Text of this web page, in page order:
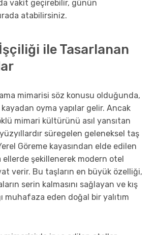
vakit geçirebilir, günün
atabilirsiniz.
ile Tasarlanan
mimarisi söz konusu olduğunda,
oyma yapılar gelir. Ancak
mimari kültürünü asıl yansıtan
süregelen geleneksel taş
Göreme kayasından elde edilen
şekillenerek modern otel
verir. Bu taşların en büyük özelliği,
serin kalmasını sağlayan ve kış
muhafaza eden doğal bir yalıtım